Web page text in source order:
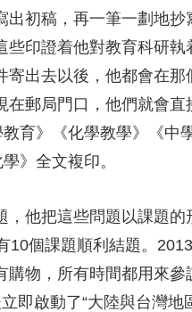
初稿，再一筆一劃地
印證着他對教育科研
出去以後，他都會在
郵局門口，他們就會
育》《化學教學》《中
》全文複印。
他把這些問題以課題
個課題順利結題。
物，所有時間都用來
即啟動了“大陸與台灣